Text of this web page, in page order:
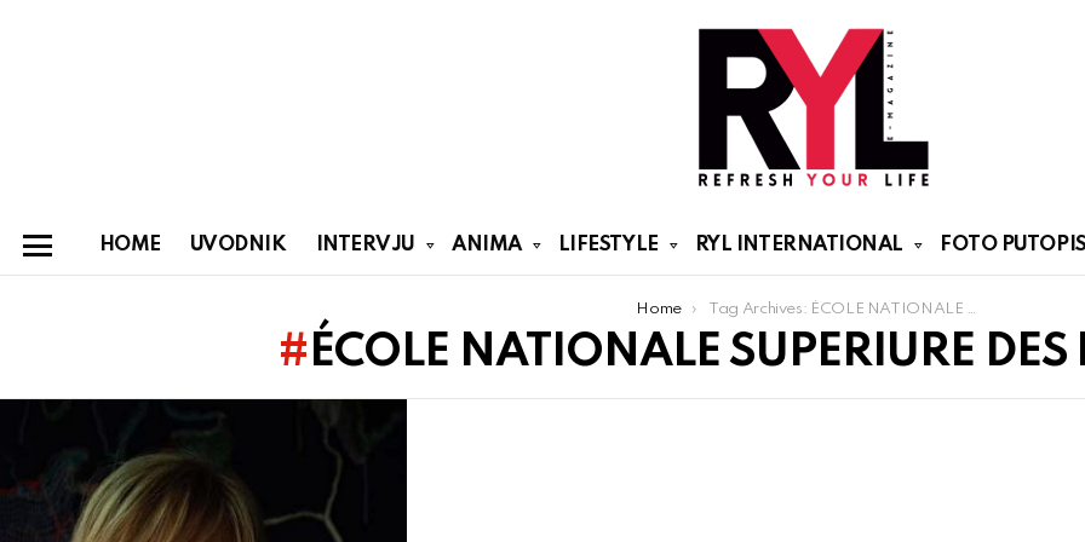
HOME UVODNIK INTERVJU ANIMA LIFESTYLE RYL INTERNATIONAL FOTO PUTOPISI
Home Tag Archives: ÉCOLE NATIONALE SUPERIURE DES BEAUX ARTS
ÉCOLE NATIONALE SUPERIURE DES
stories